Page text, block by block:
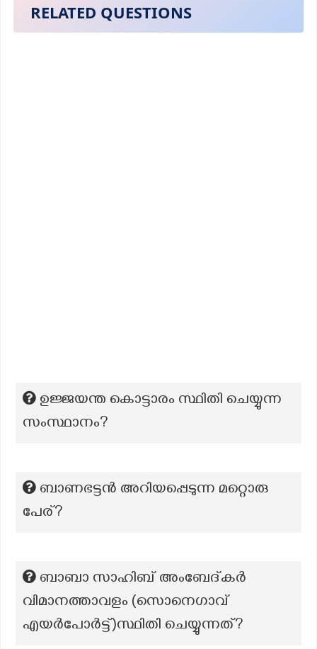
RELATED QUESTIONS
ഉജ്ജയന്ത കൊട്ടാരം സ്ഥിതി ചെയ്യുന്ന
സംസ്ഥാനം?
ബാണഭട്ടന്‍ അറിയപ്പെടുന്ന മറ്റൊരു
പേര്?
ബാബാ സാഹിബ് അംബേദ്കർ
വിമാനത്താവളം (സൊനെഗാവ്
എയർപോർട്ട്)സ്ഥിതി ചെയ്യുന്നത്?